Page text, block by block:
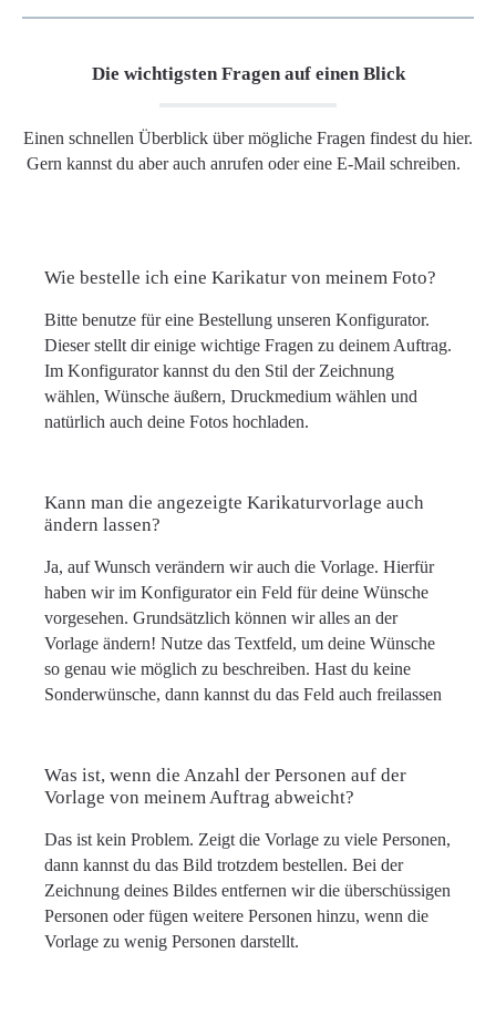
Die wichtigsten Fragen auf einen Blick
Einen schnellen Überblick über mögliche Fragen findest du hier.
Gern kannst du aber auch anrufen oder eine E-Mail schreiben.
Wie bestelle ich eine Karikatur von meinem Foto?
Bitte benutze für eine Bestellung unseren Konfigurator.
Dieser stellt dir einige wichtige Fragen zu deinem Auftrag.
Im Konfigurator kannst du den Stil der Zeichnung
wählen, Wünsche äußern, Druckmedium wählen und
natürlich auch deine Fotos hochladen.
Kann man die angezeigte Karikaturvorlage auch
ändern lassen?
Ja, auf Wunsch verändern wir auch die Vorlage. Hierfür
haben wir im Konfigurator ein Feld für deine Wünsche
vorgesehen. Grundsätzlich können wir alles an der
Vorlage ändern! Nutze das Textfeld, um deine Wünsche
so genau wie möglich zu beschreiben. Hast du keine
Sonderwünsche, dann kannst du das Feld auch freilassen
Was ist, wenn die Anzahl der Personen auf der
Vorlage von meinem Auftrag abweicht?
Das ist kein Problem. Zeigt die Vorlage zu viele Personen,
dann kannst du das Bild trotzdem bestellen. Bei der
Zeichnung deines Bildes entfernen wir die überschüssigen
Personen oder fügen weitere Personen hinzu, wenn die
Vorlage zu wenig Personen darstellt.